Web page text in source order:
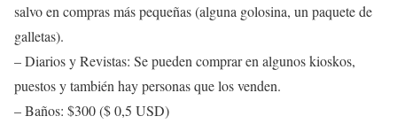
salvo en compras más pequeñas (alguna golosina, un paquete de
galletas).
– Diarios y Revistas: Se pueden comprar en algunos kioskos,
puestos y también hay personas que los venden.
– Baños: $300 ($ 0,5 USD)